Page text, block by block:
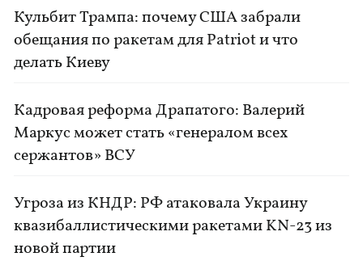
Кульбит Трампа: почему США забрали
обещания по ракетам для Patriot и что
делать Киеву
Кадровая реформа Драпатого: Валерий
Маркус может стать «генералом всех
сержантов» ВСУ
Угроза из КНДР: РФ атаковала Украину
квазибаллистическими ракетами KN-23 из
новой партии